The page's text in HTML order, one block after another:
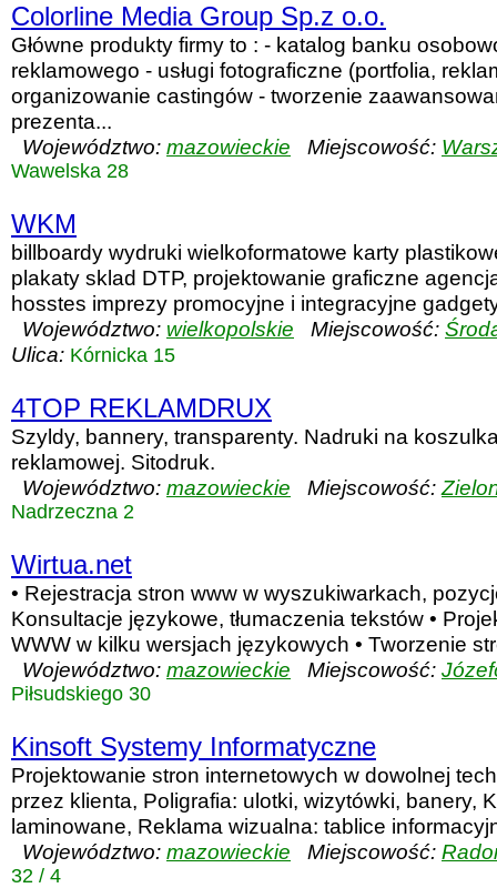
Colorline Media Group Sp.z o.o.
Główne produkty firmy to : - katalog banku
reklamowego - usługi fotograficzne (portfolia,
organizowanie castingów - tworzenie
prezenta...
Województwo: mazowieckie Miejscowość:
Wawelska 28
WKM
billboardy wydruki wielkoformatowe karty
plakaty sklad DTP, projektowanie graficzne
hosstes imprezy promocyjne i integracyjne
Województwo: wielkopolskie Miejscowość:
Ulica: Kórnicka 15
4TOP REKLAMDRUX
Szyldy, bannery, transparenty. Nadruki na
reklamowej. Sitodruk.
Województwo: mazowieckie Miejscowość:
Nadrzeczna 2
Wirtua.net
• Rejestracja stron www w wyszukiwarkach,
Konsultacje językowe, tłumaczenia tekstów •
WWW w kilku wersjach językowych • Tworzenie
Województwo: mazowieckie Miejscowość:
Piłsudskiego 30
Kinsoft Systemy Informatyczne
Projektowanie stron internetowych w dowolnej
przez klienta, Poligrafia: ulotki, wizytówki, banery,
laminowane, Reklama wizualna: tablice
Województwo: mazowieckie Miejscowość:
32 / 4